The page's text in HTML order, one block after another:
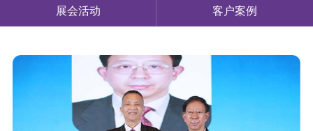
展会活动 客户案例